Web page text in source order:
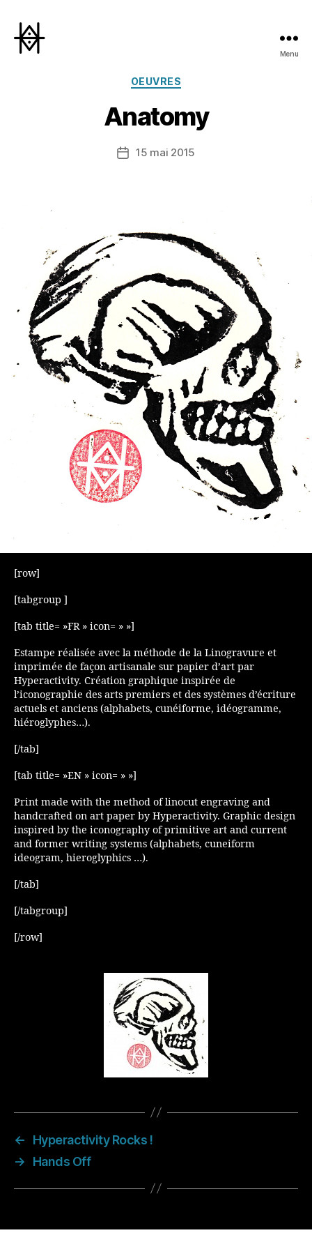
Menu
Catégories
OEUVRES
Anatomy
Date15 mai 2015
[row]
[tabgroup ]
[tab title= »FR » icon= » »]
Estampe réalisée avec la méthode de la Linogravure et
imprimée de façon artisanale sur papier d’art par
Hyperactivity. Création graphique inspirée de
l’iconographie des arts premiers et des systèmes d’écriture
actuels et anciens (alphabets, cunéiforme, idéogramme,
hiéroglyphes…).
[/tab]
[tab title= »EN » icon= » »]
Print made with the method of linocut engraving and
handcrafted on art paper by Hyperactivity. Graphic design
inspired by the iconography of primitive art and current
and former writing systems (alphabets, cuneiform
ideogram, hieroglyphics …).
[/tab]
[/tabgroup]
[/row]
←
Hyperactivity Rocks !
→
Hands Off